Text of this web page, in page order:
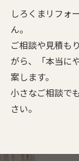
しろくまリフォ
ん。
ご相談や見積も
がら、
「本当
案します。
小さなご相談で
さい。